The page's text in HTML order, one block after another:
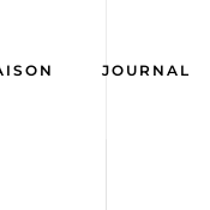
JOURNAL